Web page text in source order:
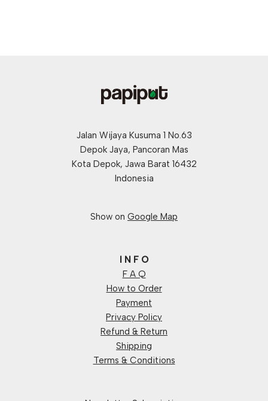
Jalan Wijaya Kusuma 1 No.63
Depok Jaya, Pancoran Mas
Kota Depok, Jawa Barat 16432
Indonesia
Show on Google Map
I N F O
F A Q
How to Order
Payment
Privacy Policy
Refund & Return
Shipping
Terms & Conditions